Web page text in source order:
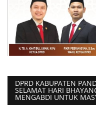
DPRD KABUPATEN
SELAMAT HARI
MENGABDI UNTUK